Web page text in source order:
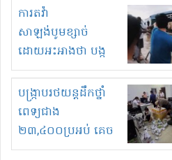
រត់ឌុបហើយ
ការតវ៉ា
សាឡង់បូមខ្សាច់
ដោយអះអាងថា បង្ក
បាក់ច្រាំងទន្លេ និង
រំខានទាំងយប់ទាំងថ្ងៃ
បង្ក្រាបរថយន្តដឹកថ្នាំ
ពេទ្យជាង
២៣,៤០០ប្រអប់ គេច
ពន្ធនិងអត់ច្បាប់នាំ